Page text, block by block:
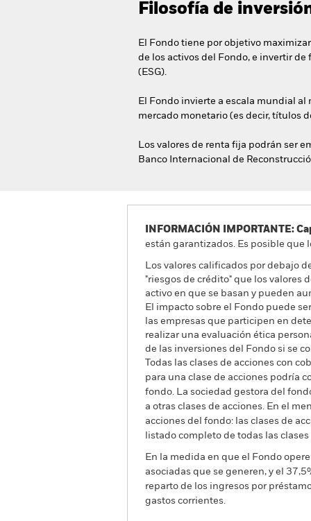
Filosofía de
El Fondo tiene por objetivo
de los activos del Fondo, e invertir
(ESG).
El Fondo invierte a escala mundial al
mercado monetario (es decir, títulos
Los valores de renta fija podrán ser
Banco Internacional de
INFORMACIÓN IMPORTANTE:
están garantizados. Es posible
Los valores calificados por debajo
"riesgos de crédito" que los valores
activo en que se basan y pueden
El impacto sobre el Fondo puede
las empresas que participen en
realizar una evaluación ética
de las inversiones del Fondo si se
Todas las clases de acciones con
para una clase de acciones podría
fondo. La sociedad gestora del
a otras clases de acciones. En el
acciones del fondo: las clases de
listado completo de todas las
En la medida en que el Fondo
asociadas que se generen, y el
reparto de los ingresos por
gastos corrientes.